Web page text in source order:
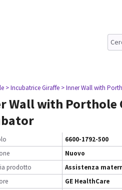
> Incubatrice Giraffe > Inner Wall with
Wall with Porthole
6600-1792-500
Nuovo
prodotto
Assistenza
GE HealthCare